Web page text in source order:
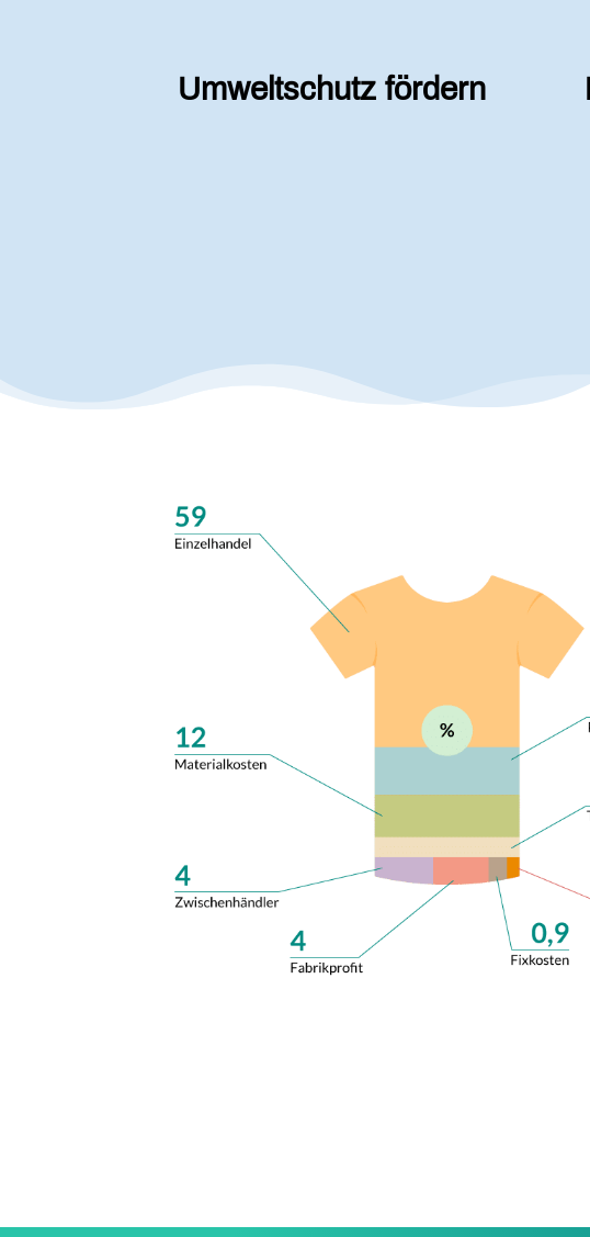
Umweltschutz fördern